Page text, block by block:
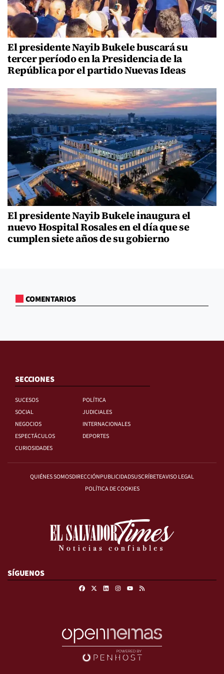
El presidente Nayib Bukele buscará su
tercer período en la Presidencia de la
República por el partido Nuevas Ideas
El presidente Nayib Bukele inaugura el
nuevo Hospital Rosales en el día que se
cumplen siete años de su gobierno
COMENTARIOS
SECCIONES
SUCESOS
POLÍTICA
SOCIAL
JUDICIALES
NEGOCIOS
INTERNACIONALES
ESPECTÁCULOS
DEPORTES
CURIOSIDADES
QUIÉNES SOMOSDIRECCIÓNPUBLICIDADSUSCRÍBETEAVISO LEGAL
POLÍTICA DE COOKIES
SÍGUENOS
FacebookLinkedinInstagram